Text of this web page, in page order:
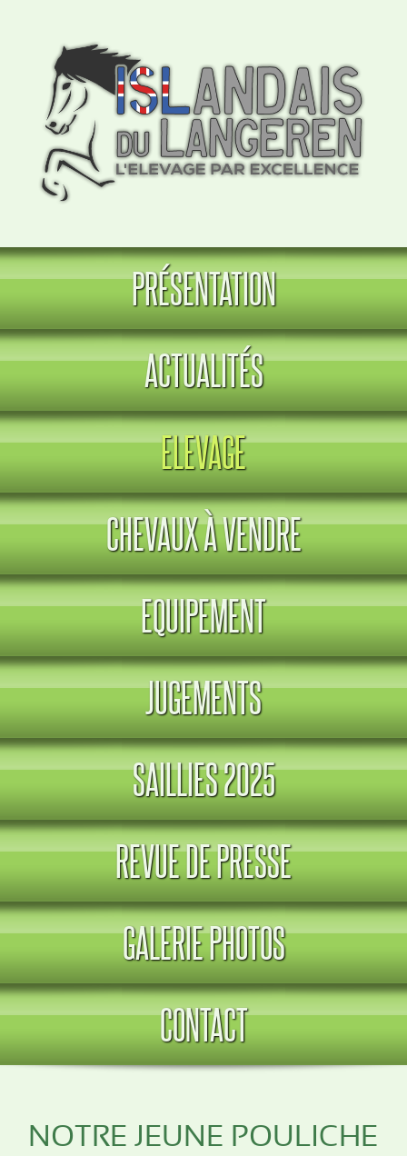
PRÉSENTATION
ACTUALITÉS
ELEVAGE
CHEVAUX À VENDRE
EQUIPEMENT
JUGEMENTS
SAILLIES 2025
REVUE DE PRESSE
GALERIE PHOTOS
CONTACT
NOTRE JEUNE POULICHE